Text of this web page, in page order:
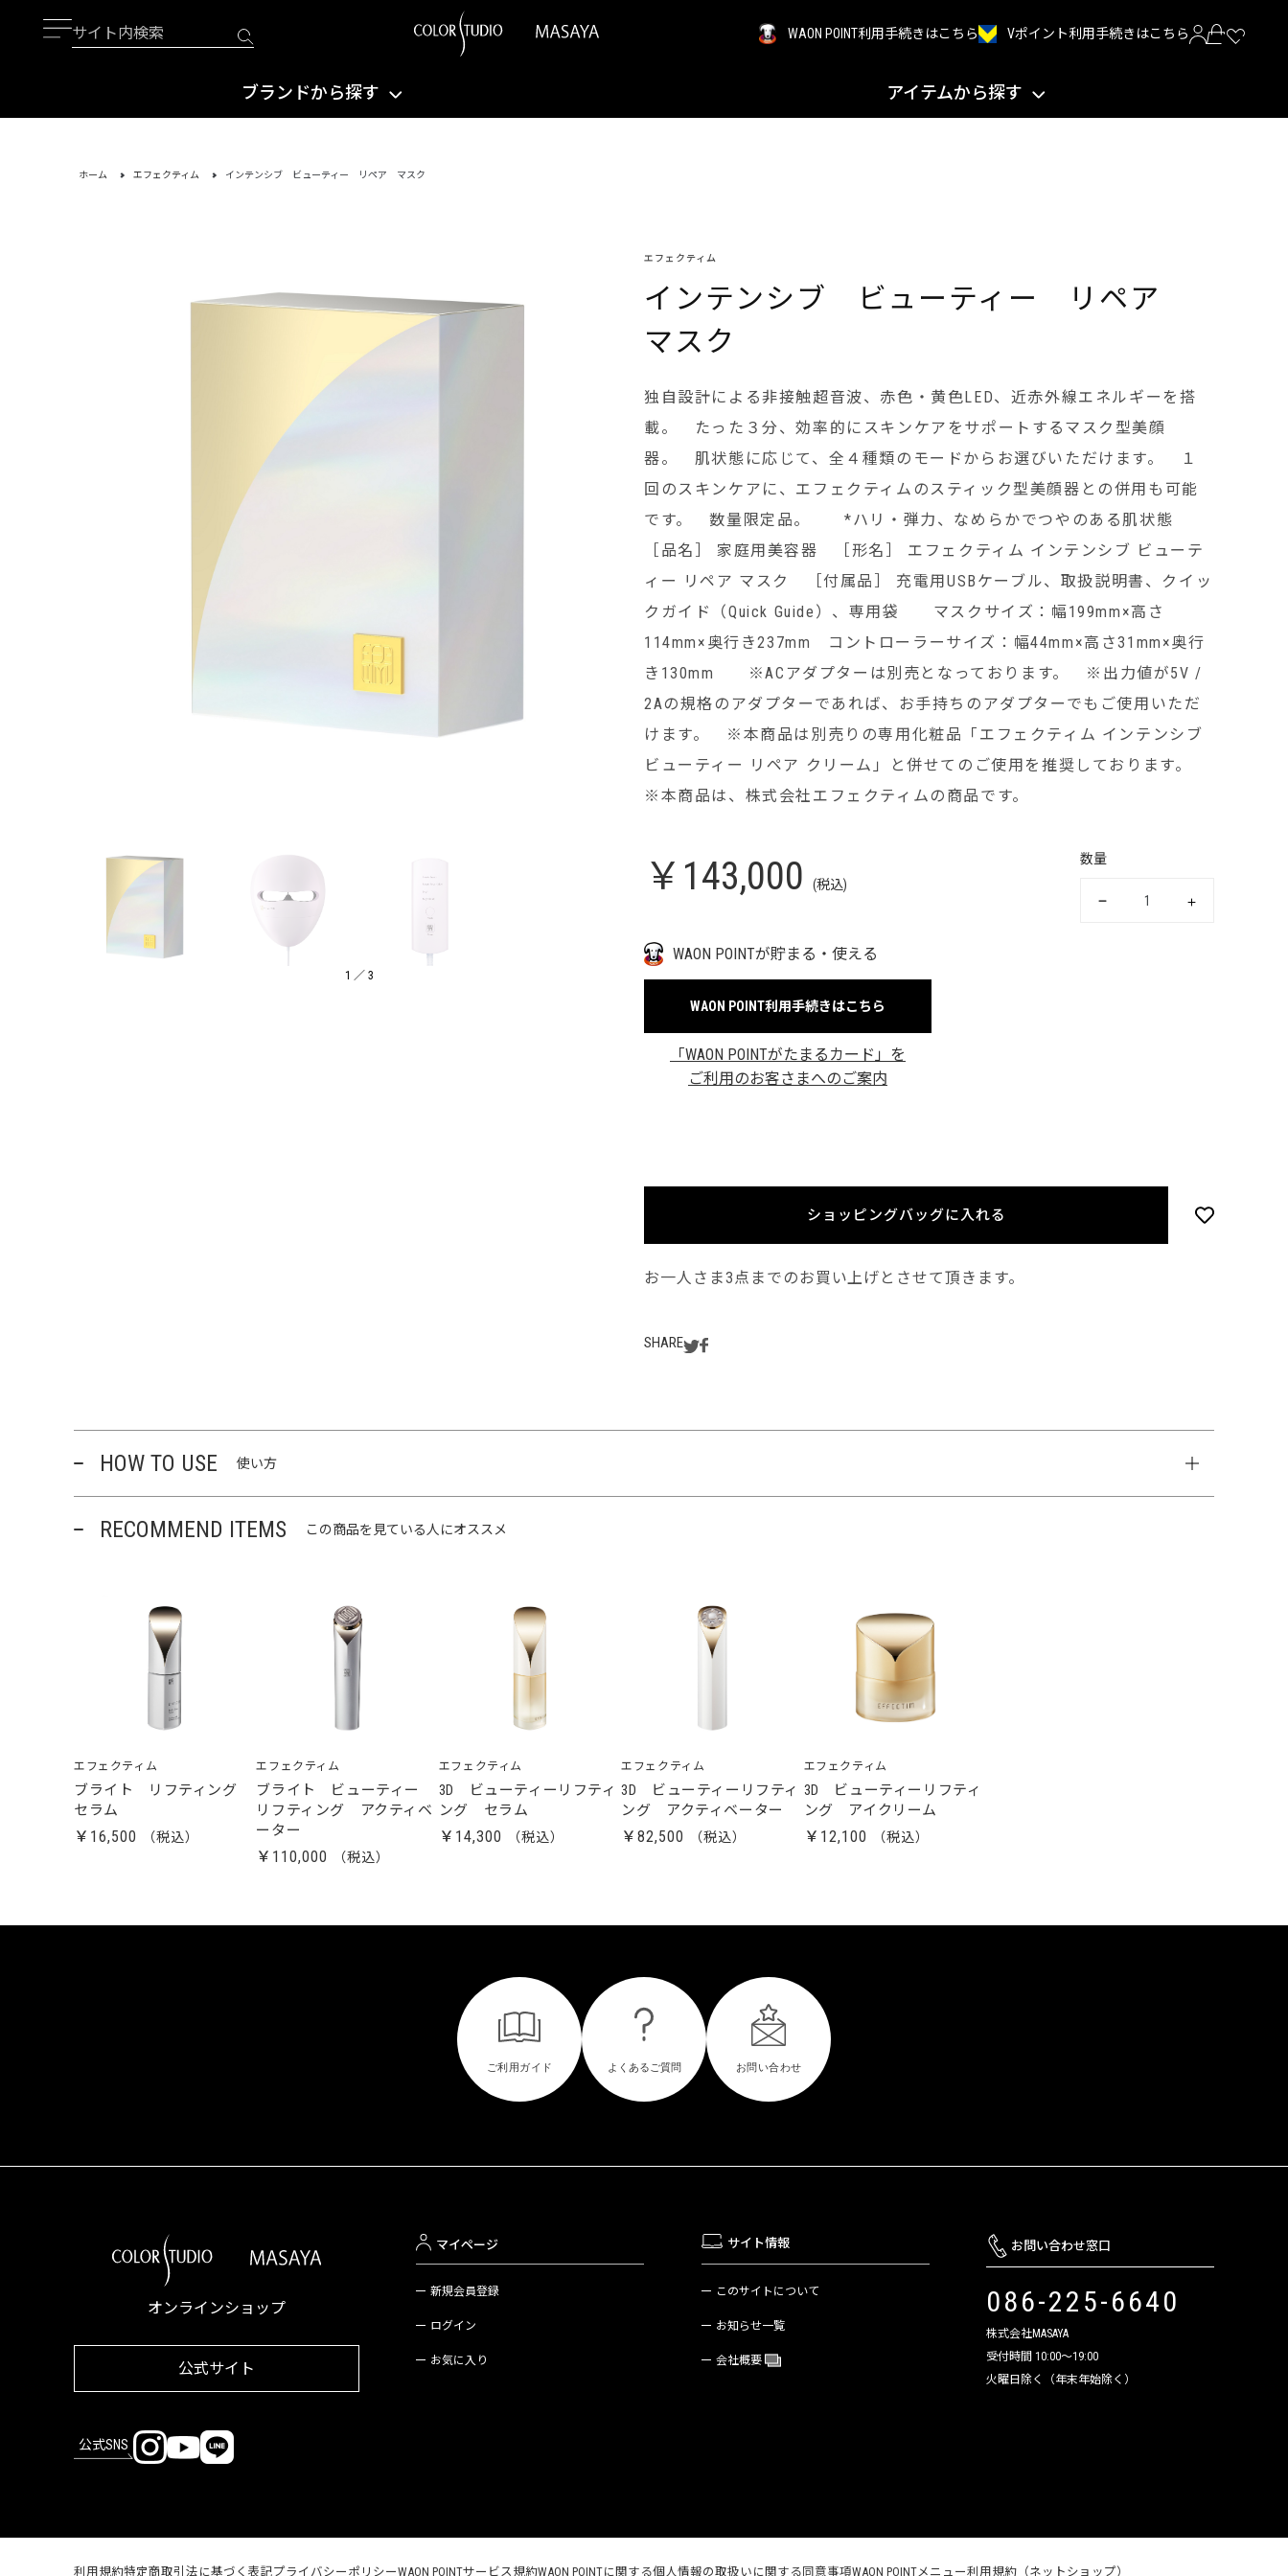
WAON POINT利用手続きはこちら Vポイント利用手続きはこちら
ブランドから探す アイテムから探す
ホーム エフェクティム インテンシブ ビューティー リペア マスク
1 ／ 3
エフェクティム
インテンシブ ビューティー リペア
マスク
独自設計による非接触超音波、赤色・黄色LED、近赤外線エネルギーを搭
載。 たった３分、効率的にスキンケアをサポートするマスク型美顔
器。 肌状態に応じて、全４種類のモードからお選びいただけます。 １
回のスキンケアに、エフェクティムのスティック型美顔器との併用も可能
です。 数量限定品。 *ハリ・弾力、なめらかでつやのある肌状態
［品名］ 家庭用美容器 ［形名］ エフェクティム インテンシブ ビューテ
ィー リペア マスク ［付属品］ 充電用USBケーブル、取扱説明書、クイッ
クガイド（Quick Guide）、専用袋 マスクサイズ：幅199mm×高さ
114mm×奥行き237mm コントローラーサイズ：幅44mm×高さ31mm×奥行
き130mm ※ACアダプターは別売となっております。 ※出力値が5V /
2Aの規格のアダプターであれば、お手持ちのアダプターでもご使用いただ
けます。 ※本商品は別売りの専用化粧品「エフェクティム インテンシブ
ビューティー リペア クリーム」と併せてのご使用を推奨しております。
※本商品は、株式会社エフェクティムの商品です。
￥143,000 (税込)
数量
WAON POINTが貯まる・使える
WAON POINT利用手続きはこちら
「WAON POINTがたまるカード」を
ご利用のお客さまへのご案内
ショッピングバッグに入れる
お一人さま3点までのお買い上げとさせて頂きます。
SHARE
HOW TO USE 使い方
RECOMMEND ITEMS この商品を見ている人にオススメ
エフェクティム
ブライト リフティング
セラム
￥16,500
エフェクティム
ブライト ビューティー
リフティング アクティベ
ーター
￥110,000
エフェクティム
3D ビューティーリフティ
ング セラム
￥14,300
エフェクティム
3D ビューティーリフティ
ング アクティベーター
￥82,500
エフェクティム
3D ビューティーリフティ
ング アイクリーム
￥12,100
オンラインショップ
公式サイト
公式SNS
マイページ
新規会員登録
ログイン
お気に入り
サイト情報
このサイトについて
お知らせ一覧
会社概要
お問い合わせ窓口
086-225-6640
株式会社MASAYA
受付時間 10:00～19:00
火曜日除く（年末年始除く）
利用規約特定商取引法に基づく表記プライバシーポリシーWAON POINTサービス規約WAON POINTに関する個人情報の取扱いに関する同意事項WAON POINTメニュー利用規約（ネットショップ）